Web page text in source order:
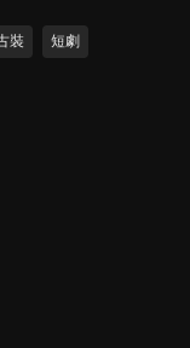
裝 短劇